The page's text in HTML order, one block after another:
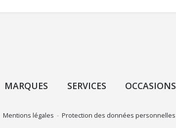
MARQUES SERVICES OCCASIONS
Mentions légales - Protection des données personnelles